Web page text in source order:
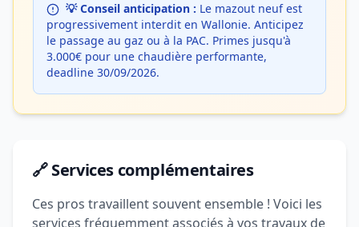
💡 Conseil anticipation : Le mazout neuf est
progressivement interdit en Wallonie. Anticipez
le passage au gaz ou à la PAC. Primes jusqu'à
3.000€ pour une chaudière performante,
deadline 30/09/2026.
🔗 Services complémentaires
Ces pros travaillent souvent ensemble ! Voici les
services fréquemment associés à vos travaux de